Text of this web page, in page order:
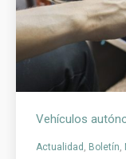
Vehículos
Actualidad Boletín